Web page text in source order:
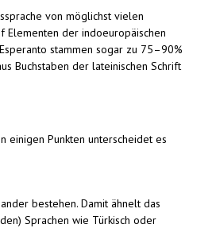
von möglichst vielen
Elementen der indoeuropäischen
stammen sogar zu 75–90%
Buchstaben der lateinischen Schrift
einigen Punkten unterscheidet es
bestehen. Damit ähnelt das
Sprachen wie Türkisch oder